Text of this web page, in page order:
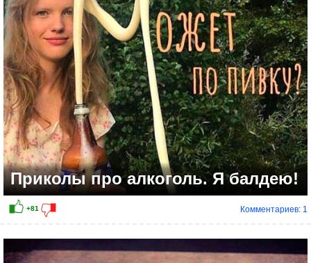
Приколы про алкоголь. Я балдею!
Комментариев: 1